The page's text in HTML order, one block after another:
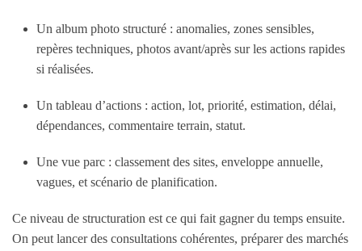
Un album photo structuré : anomalies, zones sensibles,
repères techniques, photos avant/après sur les actions rapides
si réalisées.
Un tableau d’actions : action, lot, priorité, estimation, délai,
dépendances, commentaire terrain, statut.
Une vue parc : classement des sites, enveloppe annuelle,
vagues, et scénario de planification.
Ce niveau de structuration est ce qui fait gagner du temps ensuite.
On peut lancer des consultations cohérentes, préparer des marchés